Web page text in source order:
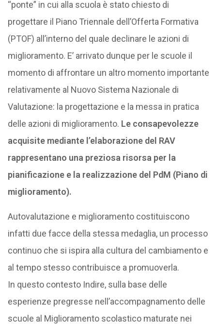
“ponte” in cui alla scuola è stato chiesto di
progettare il Piano Triennale dell’Offerta Formativa
(PTOF) all’interno del quale declinare le azioni di
miglioramento. E’ arrivato dunque per le scuole il
momento di affrontare un altro momento importante
relativamente al Nuovo Sistema Nazionale di
Valutazione: la progettazione e la messa in pratica
delle azioni di miglioramento. Le consapevolezze
acquisite mediante l’elaborazione del RAV
rappresentano una preziosa risorsa per la
pianificazione e la realizzazione del PdM (Piano di
miglioramento).
Autovalutazione e miglioramento costituiscono
infatti due facce della stessa medaglia, un processo
continuo che si ispira alla cultura del cambiamento e
al tempo stesso contribuisce a promuoverla.
In questo contesto Indire, sulla base delle
esperienze pregresse nell’accompagnamento delle
scuole al Miglioramento scolastico maturate nei